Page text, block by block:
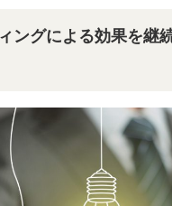
ングによる効果を継